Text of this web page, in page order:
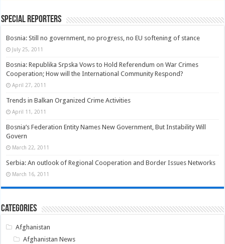
Special Reporters
Bosnia: Still no government, no progress, no EU softening of stance
July 25, 2011
Bosnia: Republika Srpska Vows to Hold Referendum on War Crimes
Cooperation; How will the International Community Respond?
April 27, 2011
Trends in Balkan Organized Crime Activities
April 11, 2011
Bosnia’s Federation Entity Names New Government, But Instability Will
Govern
March 22, 2011
Serbia: An outlook of Regional Cooperation and Border Issues Networks
March 16, 2011
Categories
Afghanistan
Afghanistan News